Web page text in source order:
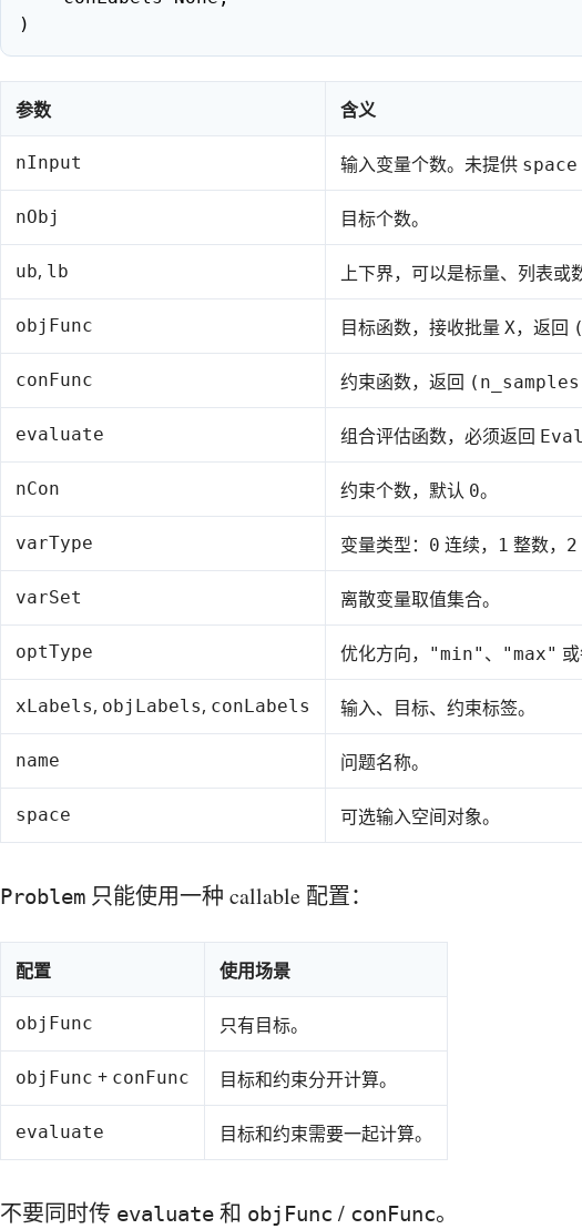
)
参数 含义
nInput 输入变量个数。未提供 space
nObj 目标个数。
ub, lb 上下界，可以是标量、列表或
objFunc 目标函数，接收批量 X，返回
conFunc 约束函数，返回
evaluate 组合评估函数，必须返回 Eval
nCon 约束个数，默认 0。
varType 变量类型： 0 连续， 1 整数， 2
varSet 离散变量取值集合。
optType 优化方向， "min" 、 "max"
xLabels, objLabels, conLabels 输入、目标、约束标签。
name 问题名称。
space 可选输入空间对象。
Problem 只能使用一种 callable 配置：
配置 使用场景
objFunc 只有目标。
objFunc + conFunc 目标和约束分开计算。
evaluate 目标和约束需要一起计算。
不要同时传 evaluate 和 objFunc / conFunc。